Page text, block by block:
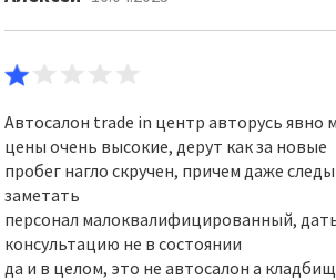
Автосалон trade in центр авторусь явно
цены очень высокие, дерут как за новые
пробег нагло скручен, причем даже
заметать
персонал малоквалифицированный,
консультацию не в состоянии
да и в целом, это не автосалон а